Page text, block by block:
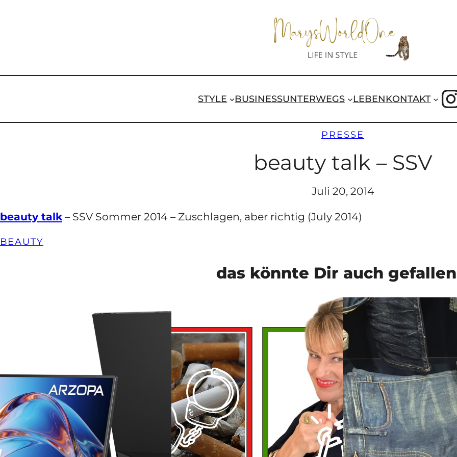
STYLE BUSINESSUNTERWEGS LEBENKONTAKT
PRESSE
beauty talk – SSV
Juli 20, 2014
beauty talk– SSV Sommer 2014 – Zuschlagen, aber richtig (July 2014)
BEAUTY
das könnte Dir auch